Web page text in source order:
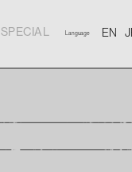
SPECIAL
Language